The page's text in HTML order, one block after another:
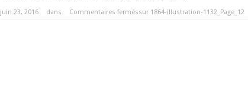
juin 23, 2016 dans Commentaires ferméssur 1864-illustration-1132_Page_12